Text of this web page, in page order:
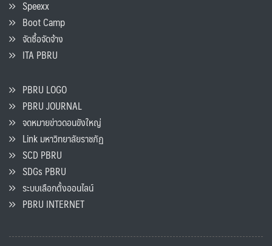
Speexx
Boot Camp
จัดซื้อจัดจ้าง
ITA PBRU
PBRU LOGO
PBRU JOURNAL
จดหมายข่าวดอนขังใหญ่
Link มหาวิทยาลัยราชภัฏ
SCD PBRU
SDGs PBRU
ระบบเลือกตั้งออนไลน์
PBRU INTERNET